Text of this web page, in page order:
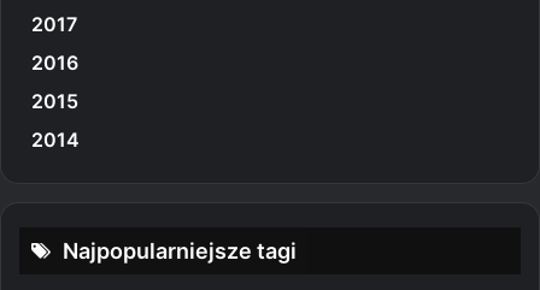
2017
2016
2015
2014
Najpopularniejsze tagi